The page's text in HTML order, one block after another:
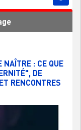
NAÎTRE : CE QUE
DE
RENCONTRES